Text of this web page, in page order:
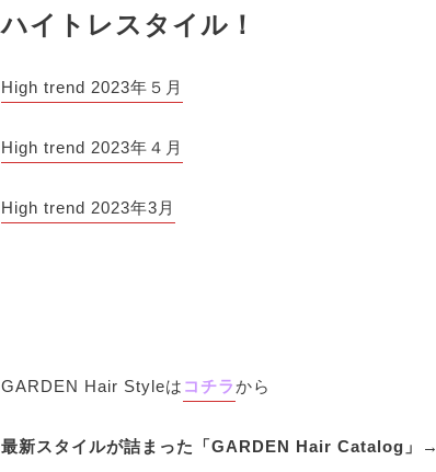
ハイトレスタイル！
High trend 2023年５月
High trend 2023年４月
High trend 2023年3月
GARDEN Hair Styleは コチラから
最新スタイルが詰まった「GARDEN Hair Catalog」→